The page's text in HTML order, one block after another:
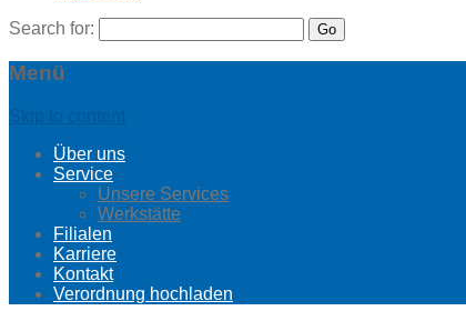
Search for:
Menü
Skip to content
Über uns
Service
Unsere Services
Werkstätte
Filialen
Karriere
Kontakt
Verordnung hochladen